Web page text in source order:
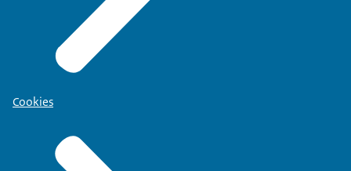
Cookies